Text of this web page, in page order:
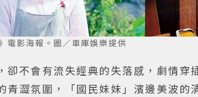
電影海報。圖／車庫娛樂提供
卻不會有流失經典的失落感，劇情穿
青澀氛圍，「國民妹妹」濱邊美波的